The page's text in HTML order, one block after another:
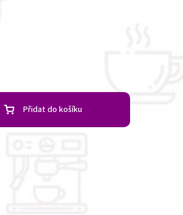
Přidat do košíku